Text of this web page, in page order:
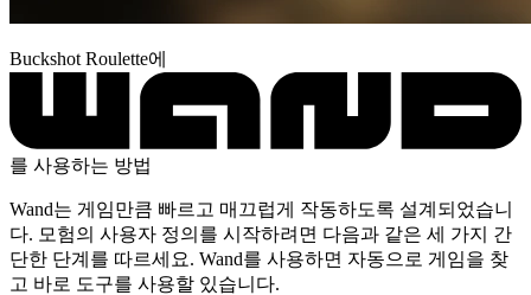
Buckshot Roulette에
를 사용하는 방법
Wand는 게임만큼 빠르고 매끄럽게 작동하도록 설계되었습니
다. 모험의 사용자 정의를 시작하려면 다음과 같은 세 가지 간
단한 단계를 따르세요. Wand를 사용하면 자동으로 게임을 찾
고 바로 도구를 사용할 있습니다.